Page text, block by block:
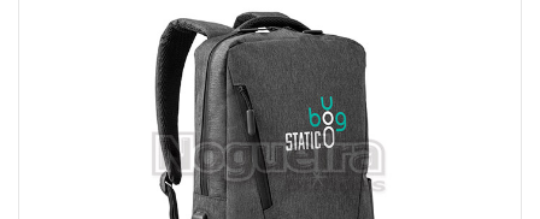
SOLICITAR ORÇAMENTO